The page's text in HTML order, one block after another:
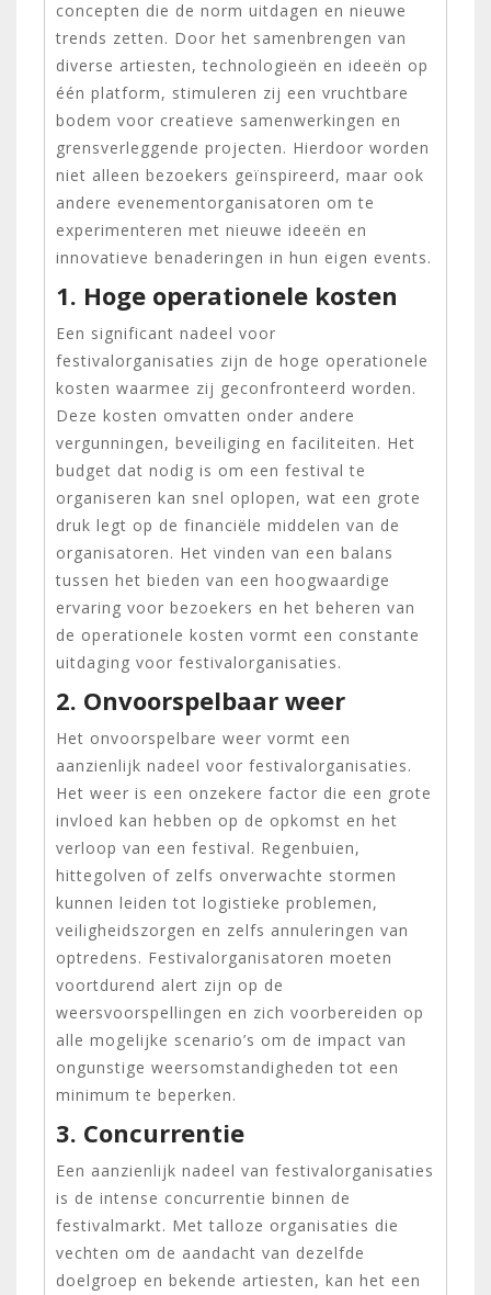
concepten die de norm uitdagen en nieuwe
trends zetten. Door het samenbrengen van
diverse artiesten, technologieën en ideeën op
één platform, stimuleren zij een vruchtbare
bodem voor creatieve samenwerkingen en
grensverleggende projecten. Hierdoor worden
niet alleen bezoekers geïnspireerd, maar ook
andere evenementorganisatoren om te
experimenteren met nieuwe ideeën en
innovatieve benaderingen in hun eigen events.
1. Hoge operationele kosten
Een significant nadeel voor
festivalorganisaties zijn de hoge operationele
kosten waarmee zij geconfronteerd worden.
Deze kosten omvatten onder andere
vergunningen, beveiliging en faciliteiten. Het
budget dat nodig is om een festival te
organiseren kan snel oplopen, wat een grote
druk legt op de financiële middelen van de
organisatoren. Het vinden van een balans
tussen het bieden van een hoogwaardige
ervaring voor bezoekers en het beheren van
de operationele kosten vormt een constante
uitdaging voor festivalorganisaties.
2. Onvoorspelbaar weer
Het onvoorspelbare weer vormt een
aanzienlijk nadeel voor festivalorganisaties.
Het weer is een onzekere factor die een grote
invloed kan hebben op de opkomst en het
verloop van een festival. Regenbuien,
hittegolven of zelfs onverwachte stormen
kunnen leiden tot logistieke problemen,
veiligheidszorgen en zelfs annuleringen van
optredens. Festivalorganisatoren moeten
voortdurend alert zijn op de
weersvoorspellingen en zich voorbereiden op
alle mogelijke scenario’s om de impact van
ongunstige weersomstandigheden tot een
minimum te beperken.
3. Concurrentie
Een aanzienlijk nadeel van festivalorganisaties
is de intense concurrentie binnen de
festivalmarkt. Met talloze organisaties die
vechten om de aandacht van dezelfde
doelgroep en bekende artiesten, kan het een